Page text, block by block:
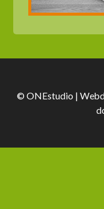
© ONEstudio |